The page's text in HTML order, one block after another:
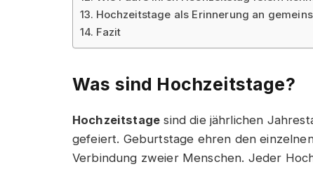
Hochzeitstage als Erinnerung an
Fazit
Was sind Hochzeitstage?
Hochzeitstage sind die jährlichen
gefeiert. Geburtstage ehren den
Verbindung zweier Menschen. Jeder